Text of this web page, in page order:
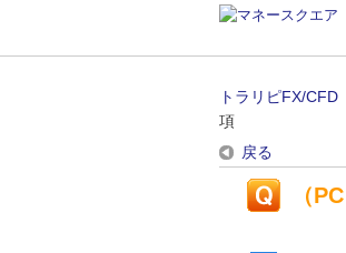
トラリピFX/CFD
項
戻る
（